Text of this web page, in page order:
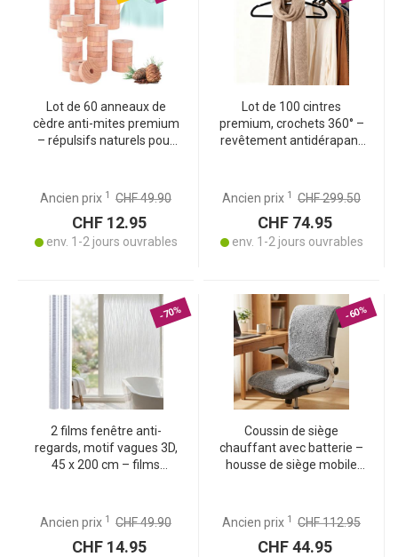
Lot de 60 anneaux de
cèdre anti-mites premium
– répulsifs naturels pour
Ancien prix 1 CHF 49.90
CHF 12.95
env. 1-2 jours ouvrables
Lot de 100 cintres
premium, crochets 360° –
revêtement antidérapant
ou foulards – gain de
Ancien prix 1 CHF 299.50
CHF 74.95
env. 1-2 jours ouvrables
-70%
2 films fenêtre anti-
regards, motif vagues 3D,
45 x 200 cm – films
décoratifs réutilisables
Ancien prix 1 CHF 49.90
CHF 14.95
-60%
Coussin de siège
chauffant avec batterie –
housse de siège mobile
chaleur, assise
ergonomique, 45 x 135 cm
Ancien prix 1 CHF 112.95
CHF 44.95